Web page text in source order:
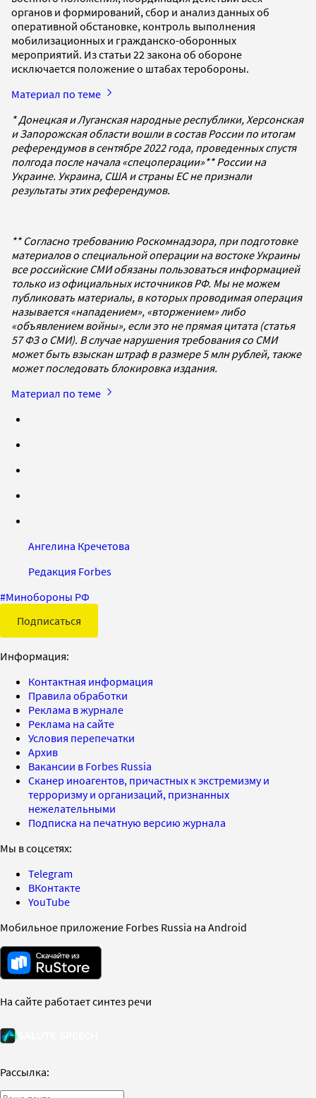
органов и формирований, сбор и анализ данных об
оперативной обстановке, контроль выполнения
мобилизационных и гражданско-оборонных
мероприятий. Из статьи 22 закона об обороне
исключается положение о штабах теробороны.
Материал по теме
* Донецкая и Луганская народные республики, Херсонская
и Запорожская области вошли в состав России по итогам
референдумов в сентябре 2022 года, проведенных спустя
полгода после начала «спецоперации»** России на
Украине. Украина, США и страны ЕС не признали
результаты этих референдумов.
** Согласно требованию Роскомнадзора, при подготовке
материалов о специальной операции на востоке Украины
все российские СМИ обязаны пользоваться информацией
только из официальных источников РФ. Мы не можем
публиковать материалы, в которых проводимая операция
называется «нападением», «вторжением» либо
«объявлением войны», если это не прямая цитата (статья
57 ФЗ о СМИ). В случае нарушения требования со СМИ
может быть взыскан штраф в размере 5 млн рублей, также
может последовать блокировка издания.
Материал по теме
Ангелина Кречетова
Редакция Forbes
#Минобороны РФ
Подписаться
Информация:
Контактная информация
Правила обработки
Реклама в журнале
Реклама на сайте
Условия перепечатки
Архив
Вакансии в Forbes Russia
Сканер иноагентов, причастных к экстремизму и
терроризму и организаций, признанных
нежелательными
Подписка на печатную версию журнала
Мы в соцсетях:
Telegram
ВКонтакте
YouTube
Мобильное приложение Forbes Russia на Android
На сайте работает синтез речи
Рассылка: